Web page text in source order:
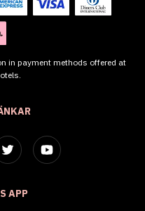
APP
in payment methods offered at